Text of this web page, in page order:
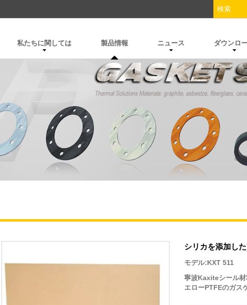
私たちに関しては 製品情報 ニュース ダウンロ
シリカを添加し
モデル:KXT 511
寧波Kaxiteシール材
エローPTFEのガス